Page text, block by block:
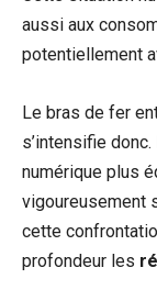
aussi aux
potentiellement
Le bras de fer
s’intensifie donc.
numérique plus
vigoureusement
cette
profondeur les